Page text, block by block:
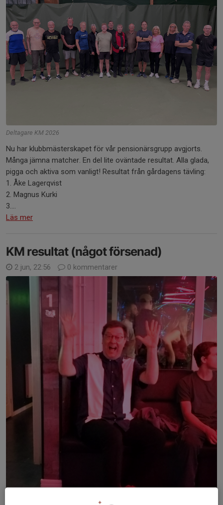
Deltagare KM 2026
Nu har klubbmästerskapet för vår pensionärsgrupp avgjorts.
Många jämna matcher. En del lite oväntade resultat. Alla glada,
pigga och aktiva som vanligt! Resultat från gårdagens tävling:
1. Åke Lagerqvist
2. Magnus Kurki
3....
Läs mer
KM resultat (något försenad)
2 jun, 22:56 0 kommentarer